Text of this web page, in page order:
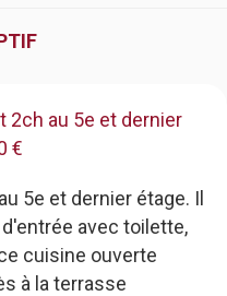
2ch au 5e et dernier
€
5e et dernier étage. Il
avec toilette,
cuisine ouverte
à la terrasse